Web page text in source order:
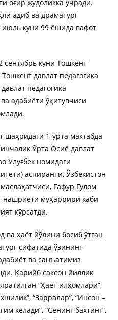
оғир жудоликка учради.
адиб ва драматург
куни 99 ёшида вафот
куни Тошкент
давлат педагогика
педагогика
адабиёти ўқитувчиси
1-ўрта мактабда
Ўрта Осиё давлат
Улуғбек номидаги
аспиранти, Ўзбекистон
Ғафур Ғулом
нашриёти муҳаррири каби
кўрсатди.
ҳаёт йўлини босиб ўтган
сифатида ўзининг
ва санъатимиз
Қарийб саксон йиллик
“Ҳаёт илҳомлари”,
“Зарралар”, “Инсон –
келади”, “Сенинг бахтинг”,